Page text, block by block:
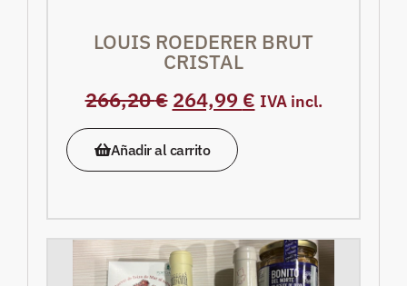
LOUIS ROEDERER BRUT
CRISTAL
266,20€ 264,99 € IVA incl.
Añadir al carrito